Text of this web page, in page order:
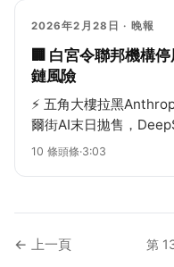
2026年2月28日 · 晚報
🏢 白宮令聯邦機構
鏈風險
⚡ 五角大樓拉黑
爾街AI末日拋售，
票，Meta被芯片傳聞嚇
10 條頭條·3:03
← 上一頁 第